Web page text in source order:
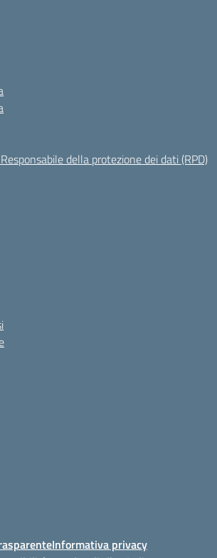
della protezione dei dati (RPD)
Informativa privacy